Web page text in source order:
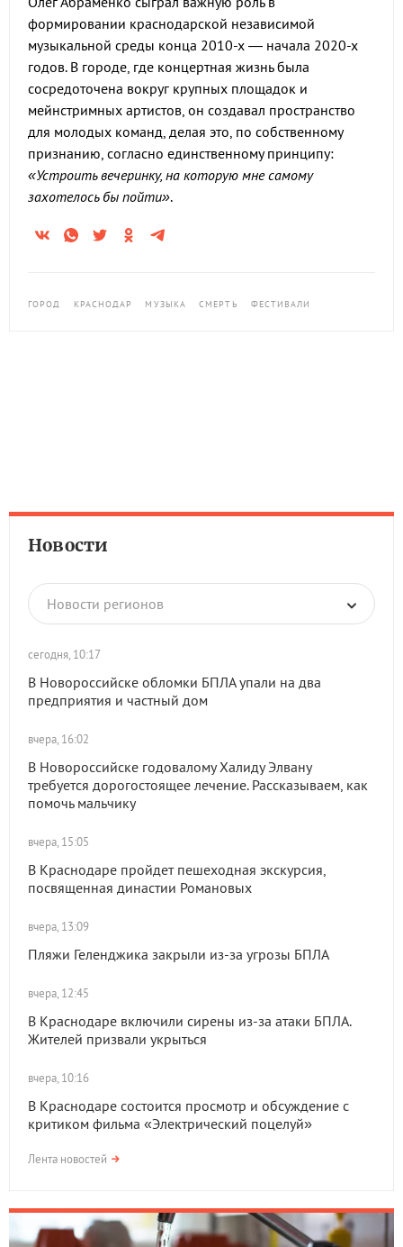
формировании краснодарской независимой
музыкальной среды конца 2010-х — начала 2020-х
годов. В городе, где концертная жизнь была
сосредоточена вокруг крупных площадок и
мейнстримных артистов, он создавал пространство
для молодых команд, делая это, по собственному
признанию, согласно единственному принципу:
«Устроить вечеринку, на которую мне самому
захотелось бы пойти».
ГОРОД КРАСНОДАР МУЗЫКА СМЕРТЬ ФЕСТИВАЛИ
Новости
Новости регионов
сегодня, 10:17
В Новороссийске обломки БПЛА упали на два
предприятия и частный дом
вчера, 16:02
В Новороссийске годовалому Халиду Элвану
требуется дорогостоящее лечение. Рассказываем, как
помочь мальчику
вчера, 15:05
В Краснодаре пройдет пешеходная экскурсия,
посвященная династии Романовых
вчера, 13:09
Пляжи Геленджика закрыли из-за угрозы БПЛА
вчера, 12:45
В Краснодаре включили сирены из-за атаки БПЛА.
Жителей призвали укрыться
вчера, 10:16
В Краснодаре состоится просмотр и обсуждение с
критиком фильма «Электрический поцелуй»
Лента новостей